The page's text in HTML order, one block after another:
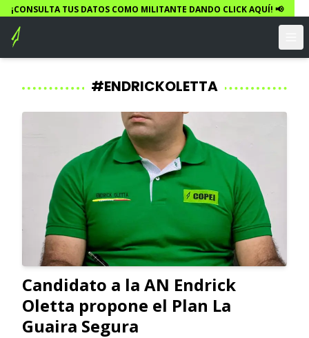
¡CONSULTA TUS DATOS COMO MILITANTE DANDO CLICK AQUÍ! 📢
#ENDRICKOLETTA
Candidato a la AN Endrick
Oletta propone el Plan La
Guaira Segura